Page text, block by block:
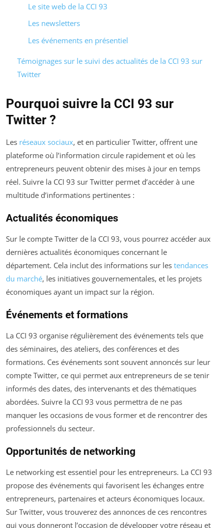
Le site web de la CCI 93
Les newsletters
Les événements en présentiel
Témoignages sur le suivi des actualités de la CCI 93 sur
Twitter
Pourquoi suivre la CCI 93 sur
Twitter ?
Les réseaux sociaux, et en particulier Twitter, offrent une
plateforme où l’information circule rapidement et où les
entrepreneurs peuvent obtenir des mises à jour en temps
réel. Suivre la CCI 93 sur Twitter permet d’accéder à une
multitude d’informations pertinentes :
Actualités économiques
Sur le compte Twitter de la CCI 93, vous pourrez accéder aux
dernières actualités économiques concernant le
département. Cela inclut des informations sur les tendances
du marché, les initiatives gouvernementales, et les projets
économiques ayant un impact sur la région.
Événements et formations
La CCI 93 organise régulièrement des événements tels que
des séminaires, des ateliers, des conférences et des
formations. Ces événements sont souvent annoncés sur leur
compte Twitter, ce qui permet aux entrepreneurs de se tenir
informés des dates, des intervenants et des thématiques
abordées. Suivre la CCI 93 vous permettra de ne pas
manquer les occasions de vous former et de rencontrer des
professionnels du secteur.
Opportunités de networking
Le networking est essentiel pour les entrepreneurs. La CCI 93
propose des événements qui favorisent les échanges entre
entrepreneurs, partenaires et acteurs économiques locaux.
Sur Twitter, vous trouverez des annonces de ces rencontres
qui vous donneront l’occasion de développer votre réseau et